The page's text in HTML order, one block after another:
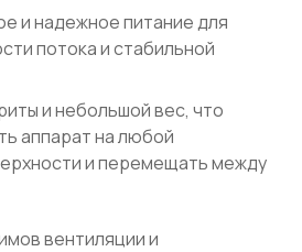
и надежное питание для
потока и стабильной
и небольшой вес, что
аппарат на любой
и перемещать между
вентиляции и